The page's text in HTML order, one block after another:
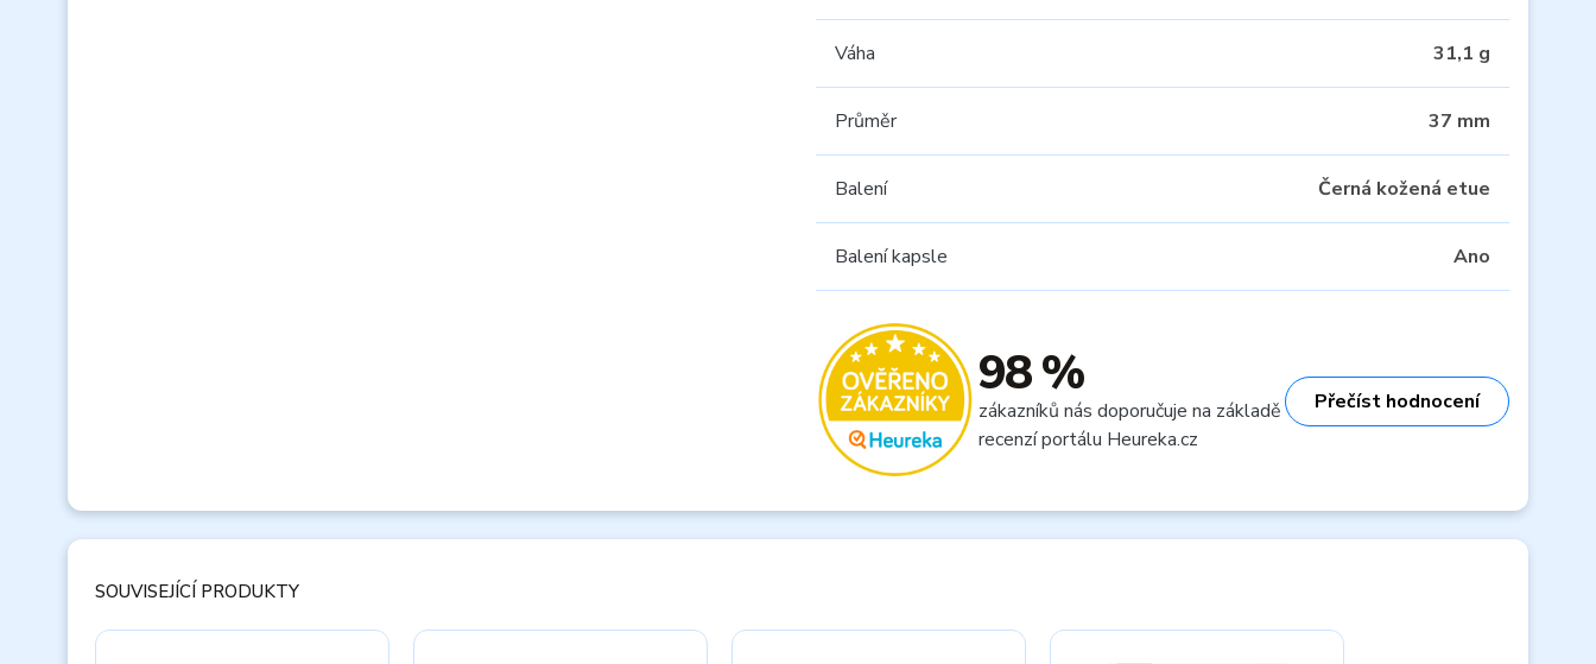
Váha 31,1 g
Průměr 37 mm
Balení Černá kožená etue
Balení kapsle Ano
98 %
zákazníků nás doporučuje na základě
recenzí portálu Heureka.cz
Přečíst hodnocení
SOUVISEJÍCÍ PRODUKTY